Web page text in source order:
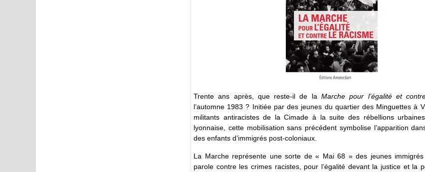
Trente ans après, que reste-il de la Marche pour l’égalité et
l’automne 1983 ? Initiée par des jeunes du quartier des Minguettes à
militants antiracistes de la Cimade à la suite des rébellions
lyonnaise, cette mobilisation sans précédent symbolise l’apparition
des enfants d’immigrés post-coloniaux.
La Marche représente une sorte de « Mai 68 » des jeunes
parole contre les crimes racistes, pour l’égalité devant la justice et la